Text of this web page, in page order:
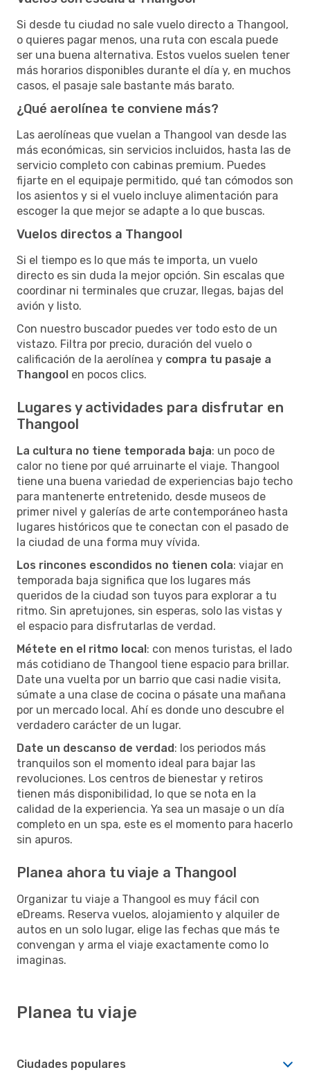
Si desde tu ciudad no sale vuelo directo a Thangool,
o quieres pagar menos, una ruta con escala puede
ser una buena alternativa. Estos vuelos suelen tener
más horarios disponibles durante el día y, en muchos
casos, el pasaje sale bastante más barato.
¿Qué aerolínea te conviene más?
Las aerolíneas que vuelan a Thangool van desde las
más económicas, sin servicios incluidos, hasta las de
servicio completo con cabinas premium. Puedes
fijarte en el equipaje permitido, qué tan cómodos son
los asientos y si el vuelo incluye alimentación para
escoger la que mejor se adapte a lo que buscas.
Vuelos directos a Thangool
Si el tiempo es lo que más te importa, un vuelo
directo es sin duda la mejor opción. Sin escalas que
coordinar ni terminales que cruzar, llegas, bajas del
avión y listo.
Con nuestro buscador puedes ver todo esto de un
vistazo. Filtra por precio, duración del vuelo o
calificación de la aerolínea y compra tu pasaje a
Thangool en pocos clics.
Lugares y actividades para disfrutar en
Thangool
La cultura no tiene temporada baja: un poco de
calor no tiene por qué arruinarte el viaje. Thangool
tiene una buena variedad de experiencias bajo techo
para mantenerte entretenido, desde museos de
primer nivel y galerías de arte contemporáneo hasta
lugares históricos que te conectan con el pasado de
la ciudad de una forma muy vívida.
Los rincones escondidos no tienen cola: viajar en
temporada baja significa que los lugares más
queridos de la ciudad son tuyos para explorar a tu
ritmo. Sin apretujones, sin esperas, solo las vistas y
el espacio para disfrutarlas de verdad.
Métete en el ritmo local: con menos turistas, el lado
más cotidiano de Thangool tiene espacio para brillar.
Date una vuelta por un barrio que casi nadie visita,
súmate a una clase de cocina o pásate una mañana
por un mercado local. Ahí es donde uno descubre el
verdadero carácter de un lugar.
Date un descanso de verdad: los periodos más
tranquilos son el momento ideal para bajar las
revoluciones. Los centros de bienestar y retiros
tienen más disponibilidad, lo que se nota en la
calidad de la experiencia. Ya sea un masaje o un día
completo en un spa, este es el momento para hacerlo
sin apuros.
Planea ahora tu viaje a Thangool
Organizar tu viaje a Thangool es muy fácil con
eDreams. Reserva vuelos, alojamiento y alquiler de
autos en un solo lugar, elige las fechas que más te
convengan y arma el viaje exactamente como lo
imaginas.
Planea tu viaje
Ciudades populares